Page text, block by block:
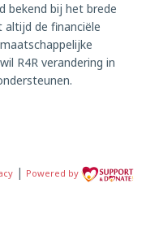
bekend bij het brede
altijd de financiële
R4R verandering in
| Powered by